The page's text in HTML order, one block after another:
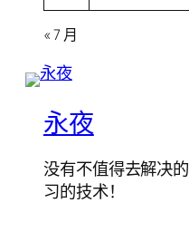
« 7 月
永夜
没有不值得去解决
习的技术！